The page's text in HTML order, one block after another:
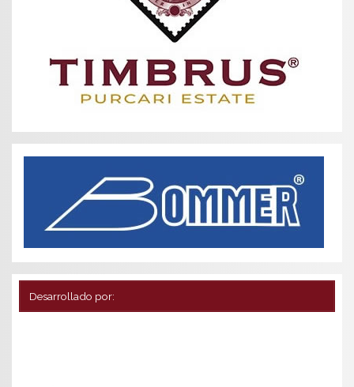
Desarrollado por: